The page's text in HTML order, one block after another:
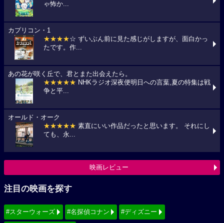
ゃ怖か...
カプリコン・1
★★★★☆ ずいぶん前に見た感じがしますが、面白かっ
たです。作...
あの花が咲く丘で、君とまた出会えたら。
★★★★★ NHKラジオ深夜便明日への言葉,夏の特集は戦
争と平...
オールド・オーク
★★★★★ 素直にいい作品だったと思います。 それにし
ても、永...
映画レビュー
注目の映画を探す
#スターウォーズ #名探偵コナン #ディズニー